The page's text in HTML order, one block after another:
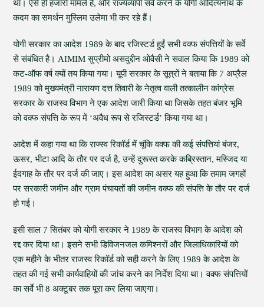
था। ऐसे ही हजारों मामले हैं, और राज्यव्यापी सर्वे करने के योगी आदित्यनाथ के
कदम का समर्थन मुस्लिम उलेमा भी कर रहे हैं।
योगी सरकार का आदेश 1989 के बाद रजिस्टर्ड हुईं सभी वक्फ संपत्तियों के सर्वे
से संबंधित है। AIMIM सुप्रीमो असदुद्दीन ओवैसी ने सवाल किया कि 1989 को
कट-ऑफ वर्ष क्यों तय किया गया। यूपी सरकार के सूत्रों ने बताया कि 7 अप्रैल
1989 को मुख्यमंत्री नारायण दत्त तिवारी के नेतृत्व वाली तत्कालीन कांग्रेस
सरकार के राजस्व विभाग ने एक आदेश जारी किया था जिसके तहत बंजर भूमि
को वक्फ संपत्ति के रूप में ‘अवैध रूप से रजिस्टर्ड’ किया गया था।
आदेश में कहा गया था कि राज्स्व रिकॉर्ड में चूंकि वक्फ की कई संपत्तियां बंजर,
ऊसर, भीटा आदि के तौर पर दर्ज है, उन्हें दुरूस्त करके कब्रिस्तान, मस्जिद या
ईदगाह के तौर पर दर्ज की जाए। इस आदेश का असर यह हुआ कि तमाम जगहों
पर सरकारी जमीन और ग्राम पंचायतों की जमीन वक्फ की संपत्ति के तौर पर दर्ज
हो गई।
इसी साल 7 सितंबर को योगी सरकार ने 1989 के राजस्व विभाग के आदेश को
रद्द कर दिया था। इसने सभी डिविजनजल कमिश्नरों और जिलाधिकारियों को
एक महीने के भीतर राजस्व रिकॉर्ड को सही करने के लिए 1989 के आदेश के
तहत की गई सभी कार्यवाहियों की जांच करने का निर्देश दिया था। वक्फ संपत्तियों
का सर्वे भी 8 अक्टूबर तक पूरा कर लिया जाएगा।